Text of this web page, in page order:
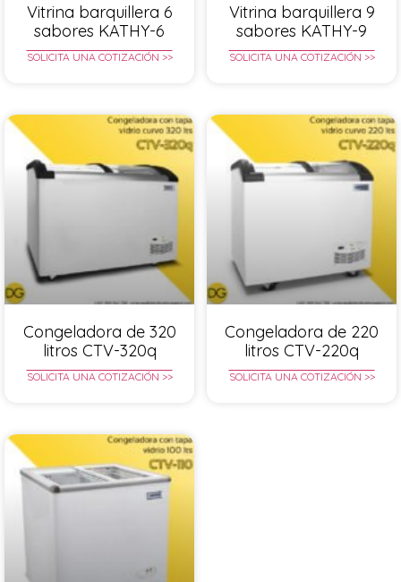
Vitrina barquillera 6
sabores KATHY-6
SOLICITA UNA COTIZACIÓN >>
Vitrina barquillera 9
sabores KATHY-9
SOLICITA UNA COTIZACIÓN >>
Congeladora de 320
litros CTV-320q
SOLICITA UNA COTIZACIÓN >>
Congeladora de 220
litros CTV-220q
SOLICITA UNA COTIZACIÓN >>